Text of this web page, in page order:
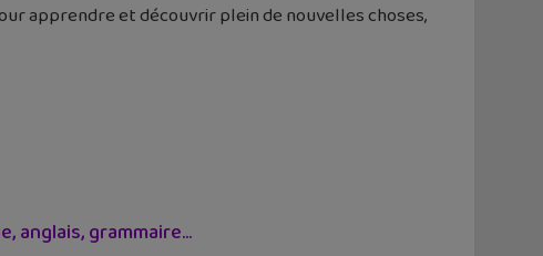
apprendre et découvrir plein de nouvelles choses,
anglais, grammaire…